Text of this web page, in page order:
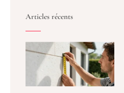
Articles récents